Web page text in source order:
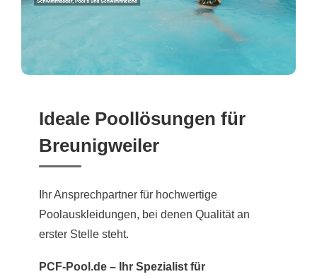
Ideale Poollösungen für
Breunigweiler
Ihr Ansprechpartner für hochwertige
Poolauskleidungen, bei denen Qualität an
erster Stelle steht.
PCF-Pool.de – Ihr Spezialist für